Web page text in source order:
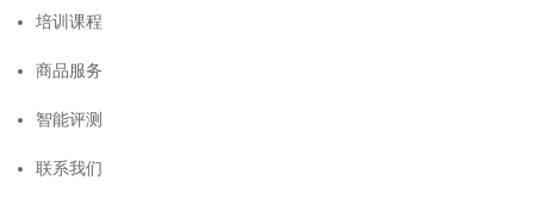
培训课程
商品服务
智能评测
联系我们